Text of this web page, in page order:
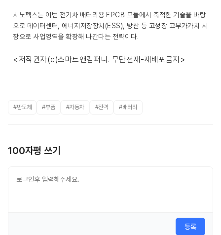
시노펙스는 이번 전기차 배터리용 FPCB 모듈에서 축적한 기술을 바탕
으로 데이터센터, 에너지저장장치(ESS), 방산 등 고성장 고부가가치 시
장으로 사업영역을 확장해 나간다는 전략이다.
<저작권자(c)스마트앤컴퍼니. 무단전재-재배포금지>
#반도체 #부품 #자동차 #전력 #배터리
100자평 쓰기
등록